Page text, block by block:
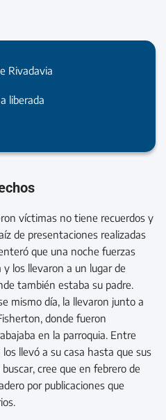
Rivadavia
liberada
víctimas no tiene recuerdos y
de presentaciones realizadas
que una noche fuerzas
los llevaron a un lugar de
también estaba su padre.
mismo día, la llevaron junto a
donde fueron
en la parroquia. Entre
llevó a su casa hasta que sus
cree que en febrero de
por publicaciones que